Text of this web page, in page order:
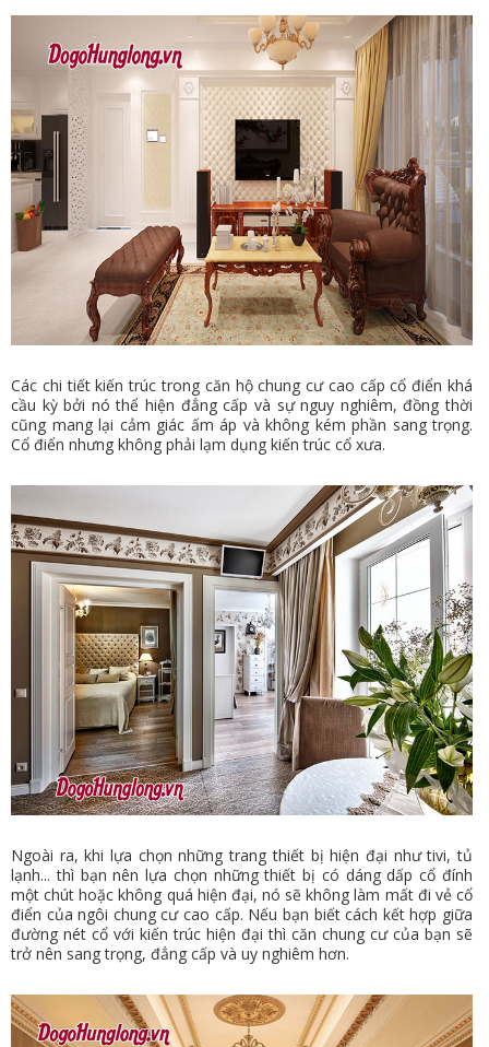
Các chi tiết kiến trúc trong căn hộ chung cư cao cấp cổ điển khá
cầu kỳ bởi nó thể hiện đẳng cấp và sự nguy nghiêm, đồng thời
cũng mang lại cảm giác ấm áp và không kém phần sang trọng.
Cổ điển nhưng không phải lạm dụng kiến trúc cổ xưa.
Ngoài ra, khi lựa chọn những trang thiết bị hiện đại như tivi, tủ
lạnh... thì bạn nên lựa chọn những thiết bị có dáng dấp cổ đính
một chút hoặc không quá hiện đại, nó sẽ không làm mất đi vẻ cổ
điển của ngôi chung cư cao cấp. Nếu bạn biết cách kết hợp giữa
đường nét cổ với kiến trúc hiện đại thì căn chung cư của bạn sẽ
trở nên sang trọng, đẳng cấp và uy nghiêm hơn.